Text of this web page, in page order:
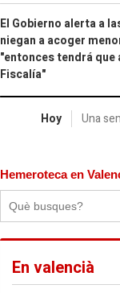
El Gobierno alerta a
niegan a acoger
"entonces tendrá
Fiscalía"
Hoy Una
Hemeroteca en
En valencià